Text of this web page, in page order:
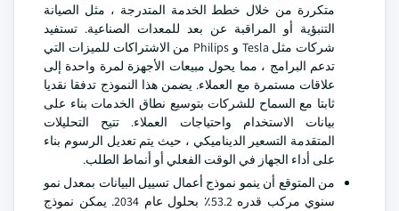
متكررة من خلال خطط الخدمة المتدرجة ، مثل الصيانة
التنبؤية أو المراقبة عن بعد للمعدات الصناعية. تستفيد
شركات مثل Tesla و Philips من الاشتراكات للميزات التي
تدعم البرامج ، مما يحول مبيعات الأجهزة لمرة واحدة إلى
علاقات مستمرة مع العملاء. يضمن هذا النموذج تدفقا نقديا
ثابتا مع السماح للشركات بتوسيع نطاق الخدمات بناء على
بيانات الاستخدام واحتياجات العملاء. تتيح التحليلات
المتقدمة التسعير الديناميكي ، حيث يتم تعديل الرسوم بناء
على أداء الجهاز في الوقت الفعلي أو أنماط الطلب.
من المتوقع أن ينمو نموذج أعمال تسييل البيانات بمعدل نمو
سنوي مركب قدره 53.2٪ بحلول عام 2034. يمكن نموذج